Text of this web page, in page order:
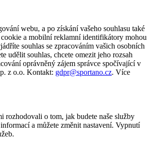
webu, a po získání vašeho souhlasu také
a mobilní reklamní identifikátory mohou
souhlas se zpracováním vašich osobních
udělit souhlas, chcete omezit jeho rozsah
oprávněný zájem správce spočívající v
z o.o. Kontakt: gdpr@sportano.cz. Více
rozhodovali o tom, jak budete naše služby
a můžete změnit nastavení. Vypnutí